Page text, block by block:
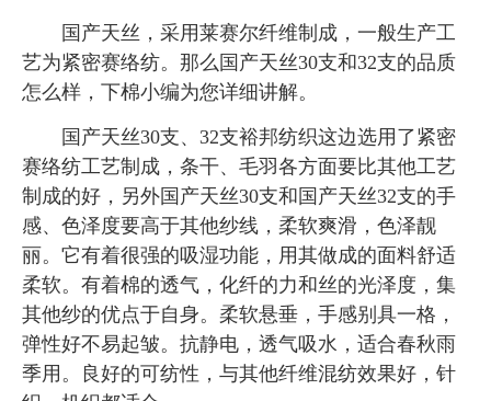
国产天丝，采用莱赛尔纤维制成，一般生产工
艺为紧密赛络纺。那么国产天丝30支和32支的品质
怎么样，下棉小编为您详细讲解。
国产天丝30支、32支裕邦纺织这边选用了紧密
赛络纺工艺制成，条干、毛羽各方面要比其他工艺
制成的好，另外国产天丝30支和国产天丝32支的手
感、色泽度要高于其他纱线，柔软爽滑，色泽靓
丽。它有着很强的吸湿功能，用其做成的面料舒适
柔软。有着棉的透气，化纤的力和丝的光泽度，集
其他纱的优点于自身。柔软悬垂，手感别具一格，
弹性好不易起皱。抗静电，透气吸水，适合春秋雨
季用。良好的可纺性，与其他纤维混纺效果好，针